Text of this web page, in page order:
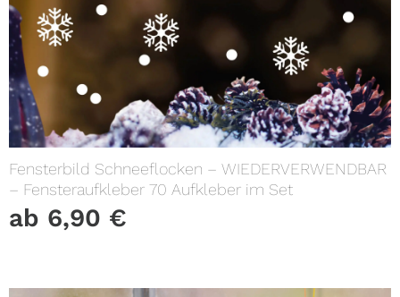
Fensterbild Schneeflocken – WIEDERVERWENDBAR
– Fensteraufkleber 70 Aufkleber im Set
ab 6,90 €